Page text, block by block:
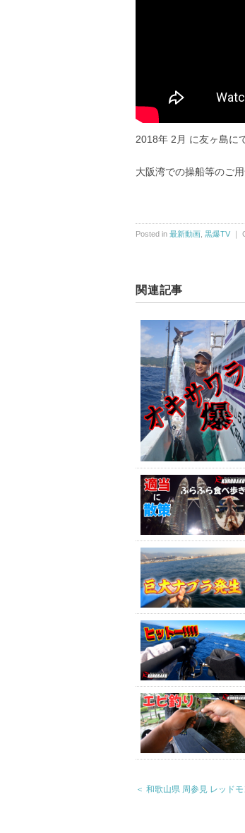
2018年 2月 に友ヶ島に
大阪湾での操船等のご
Posted in 最新動画 黒爆TV
関連記事
＜ 和歌山県 周参見 レッド